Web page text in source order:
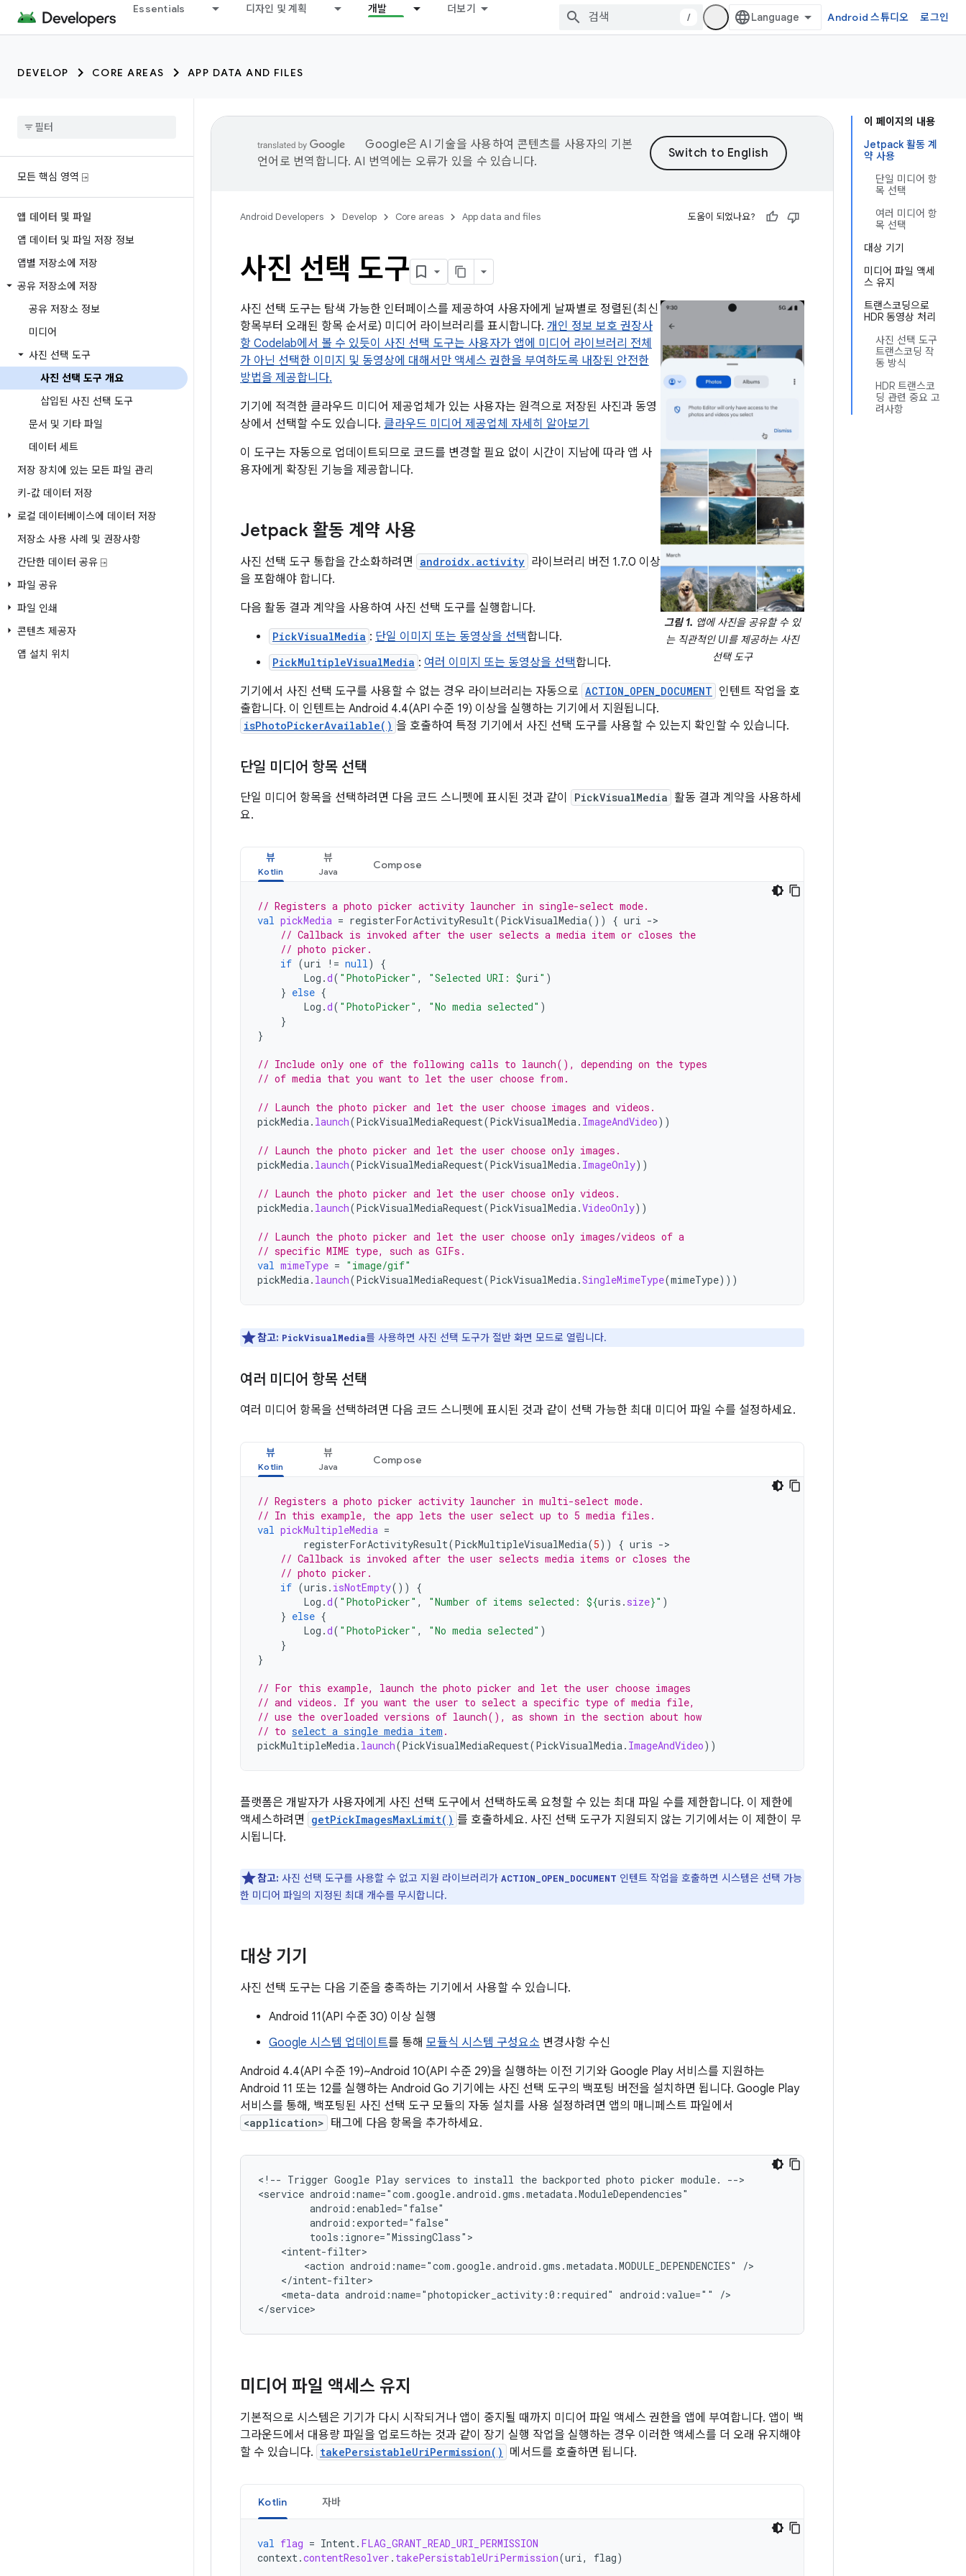
Essentials 디자인 및 계획 개발 더보기
/ Android 스튜디오 로그인
DEVELOP CORE AREAS APP DATA AND FILES
모든 핵심 영역 ⍈
앱 데이터 및 파일
앱 데이터 및 파일 저장 정보
앱별 저장소에 저장
공유 저장소에 저장
공유 저장소 정보
미디어
사진 선택 도구
사진 선택 도구 개요
삽입된 사진 선택 도구
문서 및 기타 파일
데이터 세트
저장 장치에 있는 모든 파일 관리
키-값 데이터 저장
로컬 데이터베이스에 데이터 저장
저장소 사용 사례 및 권장사항
간단한 데이터 공유 ⍈
파일 공유
파일 인쇄
콘텐츠 제공자
앱 설치 위치
이 페이지의 내용
Jetpack 활동 계
약 사용
단일 미디어 항
목 선택
여러 미디어 항
목 선택
대상 기기
미디어 파일 액세
스 유지
트랜스코딩으로
HDR 동영상 처리
사진 선택 도구
트랜스코딩 작
동 방식
HDR 트랜스코
딩 관련 중요 고
려사항
Google은 AI 기술을 사용하여 콘텐츠를 사용자의 기본
언어로 번역합니다. AI 번역에는 오류가 있을 수 있습니다.
Android Developers Develop Core areas App data and files 도움이 되었나요?
사진 선택 도구
그림 1. 앱에 사진을 공유할 수 있
는 직관적인 UI를 제공하는 사진
선택 도구
사진 선택 도구는 탐색 가능한 인터페이스를 제공하여 사용자에게 날짜별로 정렬된(최신
항목부터 오래된 항목 순서로) 미디어 라이브러리를 표시합니다. 개인 정보 보호 권장사
항 Codelab에서 볼 수 있듯이 사진 선택 도구는 사용자가 앱에 미디어 라이브러리 전체
가 아닌 선택한 이미지 및 동영상에 대해서만 액세스 권한을 부여하도록 내장된 안전한
방법을 제공합니다.
기기에 적격한 클라우드 미디어 제공업체가 있는 사용자는 원격으로 저장된 사진과 동영
상에서 선택할 수도 있습니다. 클라우드 미디어 제공업체 자세히 알아보기
이 도구는 자동으로 업데이트되므로 코드를 변경할 필요 없이 시간이 지남에 따라 앱 사
용자에게 확장된 기능을 제공합니다.
Jetpack 활동 계약 사용
사진 선택 도구 통합을 간소화하려면 androidx.activity 라이브러리 버전 1.7.0 이상
을 포함해야 합니다.
다음 활동 결과 계약을 사용하여 사진 선택 도구를 실행합니다.
PickVisualMedia : 단일 이미지 또는 동영상을 선택합니다.
PickMultipleVisualMedia : 여러 이미지 또는 동영상을 선택합니다.
기기에서 사진 선택 도구를 사용할 수 없는 경우 라이브러리는 자동으로 ACTION_OPEN_DOCUMENT 인텐트 작업을 호
출합니다. 이 인텐트는 Android 4.4(API 수준 19) 이상을 실행하는 기기에서 지원됩니다.
isPhotoPickerAvailable() 을 호출하여 특정 기기에서 사진 선택 도구를 사용할 수 있는지 확인할 수 있습니다.
단일 미디어 항목 선택
단일 미디어 항목을 선택하려면 다음 코드 스니펫에 표시된 것과 같이 PickVisualMedia 활동 결과 계약을 사용하세
요.
뷰 뷰
Compose
// Registers a photo picker activity launcher in single-select mode.
val pickMedia = registerForActivityResult(PickVisualMedia()) { uri ->
// Callback is invoked after the user selects a media item or closes the
// photo picker.
if (uri != null)
{
Log .d( "PhotoPicker" , "Selected URI: $uri" )
} else {
Log .d( "PhotoPicker" , "No media selected" )
}
}
// Include only one of the following calls to launch(), depending on the types
// of media that you want to let the user choose from.
// Launch the photo picker and let the user choose images and videos.
pickMedia. launch(PickVisualMediaRequest(PickVisualMedia. ImageAndVideo))
// Launch the photo picker and let the user choose only images.
pickMedia. launch(PickVisualMediaRequest(PickVisualMedia. ImageOnly))
// Launch the photo picker and let the user choose only videos.
pickMedia. launch(PickVisualMediaRequest(PickVisualMedia.VideoOnly))
// Launch the photo picker and let the user choose only images/videos of a
// specific MIME type, such as GIFs.
val mimeType = "image/gif"
pickMedia. launch(PickVisualMediaRequest(PickVisualMedia.SingleMimeType(mimeType)))
참고: PickVisualMedia를 사용하면 사진 선택 도구가 절반 화면 모드로 열립니다.
여러 미디어 항목 선택
여러 미디어 항목을 선택하려면 다음 코드 스니펫에 표시된 것과 같이 선택 가능한 최대 미디어 파일 수를 설정하세요.
뷰 뷰
Compose
// Registers a photo picker activity launcher in multi-select mode.
// In this example, the app lets the user select up to 5 media files.
val pickMultipleMedia =
registerForActivityResult(PickMultipleVisualMedia(5)) { uris -
// Callback is invoked after the user selects media items or closes the
// photo picker.
if (uris . isNotEmpty())
{
Log .d( "PhotoPicker" , "Number of items selected: ${uris . size}" )
} else {
Log .d( "PhotoPicker" , "No media selected" )
}
}
// For this example, launch the photo picker and let the user choose images
// and videos. If you want the user to select a specific type of media file,
// use the overloaded versions of launch(), as shown in the section about how
// to select a single media item .
pickMultipleMedia. launch(PickVisualMediaRequest(PickVisualMedia. ImageAndVideo))
플랫폼은 개발자가 사용자에게 사진 선택 도구에서 선택하도록 요청할 수 있는 최대 파일 수를 제한합니다. 이 제한에
액세스하려면
getPickImagesMaxLimit() 를 호출하세요. 사진 선택 도구가 지원되지 않는 기기에서는 이 제한이 무
시됩니다.
참고: 사진 선택 도구를 사용할 수 없고 지원 라이브러리가 ACTION_OPEN_DOCUMENT 인텐트 작업을 호출하면 시스템은 선택 가능
한 미디어 파일의 지정된 최대 개수를 무시합니다.
대상 기기
사진 선택 도구는 다음 기준을 충족하는 기기에서 사용할 수 있습니다.
Android 11(API 수준 30) 이상 실행
Google 시스템 업데이트를 통해 모듈식 시스템 구성요소 변경사항 수신
Android 4.4(API 수준 19)~Android 10(API 수준 29)을 실행하는 이전 기기와 Google Play 서비스를 지원하는
Android 11 또는 12를 실행하는 Android Go 기기에는 사진 선택 도구의 백포팅 버전을 설치하면 됩니다. Google Play
서비스를 통해, 백포팅된 사진 선택 도구 모듈의 자동 설치를 사용 설정하려면 앱의 매니페스트 파일에서
<application> 태그에 다음 항목을 추가하세요.
<!-- Trigger Google Play services to install the backported photo picker module.
-->
<service
<action android:name="com.google.android.gms.metadata.MODULE_DEPENDENCIES"
<meta-data android:name="photopicker_activity:0:required" android:value=""
/>
미디어 파일 액세스 유지
기본적으로 시스템은 기기가 다시 시작되거나 앱이 중지될 때까지 미디어 파일 액세스 권한을 앱에 부여합니다. 앱이 백
그라운드에서 대용량 파일을 업로드하는 것과 같이 장기 실행 작업을 실행하는 경우 이러한 액세스를 더 오래 유지해야
할 수 있습니다. takePersistableUriPermission() 메서드를 호출하면 됩니다.
Kotlin 자바
val flag = Intent. FLAG_GRANT_READ_URI_PERMISSION
context.contentResolver . takePersistableUriPermission(uri, flag)